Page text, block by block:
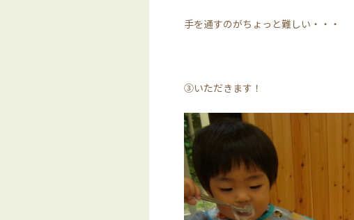
手を通すのがちょっと難し
③いただきます！